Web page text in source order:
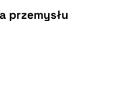
przemysłu